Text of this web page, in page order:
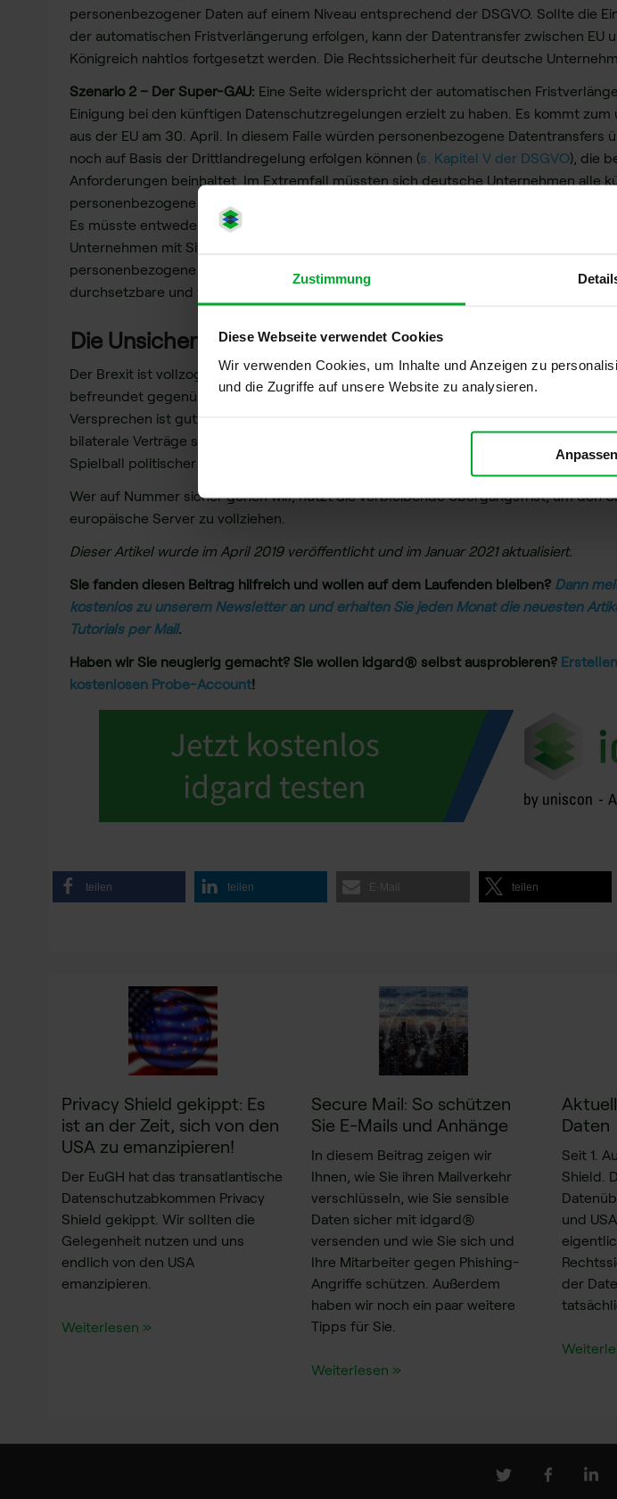
Zustimmung
Diese Webseite verwendet Cookies
Wir verwenden Cookies, um Inhalte und Anzeigen zu
und die Zugriffe auf unsere Website zu analysieren.
Anpassen
personenbezogener Daten auf einem Niveau entsprechend der DSGVO. Sollte die
der automatischen Fristverlängerung erfolgen, kann der Datentransfer zwischen EU
Königreich nahtlos fortgesetzt werden. Die Rechtssicherheit für deutsche
Szenario 2 – Der Super-GAU: Eine Seite widerspricht der automatischen
Einigung bei den künftigen Datenschutzregelungen erzielt zu haben. Es kommt
aus der EU am 30. April. In diesem Falle würden personenbezogene Datentransfers
noch auf Basis der Drittlandregelung erfolgen können (s. Kapitel V der DSGVO), die
Anforderungen beinhaltet. Im Extremfall müssten sich deutsche Unternehmen alle
personenbezogene Datenübermittlung von ihrem zuständigen
Es müsste entweder ein Angemessenheitsbeschluss vorliegen (Art. 45 DSGVO) oder
Unternehmen mit Sitz im Vereinigten Königreich müsste geeignete Garantien
personenbezogene Daten aus der EU verarbeiten zu dürfen. Als geeignete Garantien
durchsetzbare und wirksame Rechtsbehelfe nach Artikel 46 der DSGVO verstanden.
Die Unsicherheit bleibt
Der Brexit ist vollzogen und die Briten gehen ab sofort ihrer eigenen Wege. Man
befreundet gegenüber, doch Freundschaft alleine garantiert keine langfristige
Versprechen ist gut, solange sich beide Parteien daran gebunden fühlen und
bilaterale Verträge sind volatil und in der Regel mit einem Ablaufdatum versehen.
Spielball politischer Akteure missbraucht und halten nicht länger als eine
Wer auf Nummer sicher gehen will, nutzt die verbleibende Übergangsfrist, um den
europäische Server zu vollziehen.
Dieser Artikel wurde im April 2019 veröffentlicht und im Januar 2021 aktualisiert.
Sie fanden diesen Beitrag hilfreich und wollen auf dem Laufenden bleiben? Dann
kostenlos zu unserem Newsletter an und erhalten Sie jeden Monat die neuesten
Tutorials per Mail.
Haben wir Sie neugierig gemacht? Sie wollen idgard® selbst ausprobieren?
kostenlosen Probe-Account!
teilen teilen E-Mail teilen
Privacy Shield gekippt: Es
ist an der Zeit, sich von den
USA zu emanzipieren!
Der EuGH hat das transatlantische
Datenschutzabkommen Privacy
Shield gekippt. Wir sollten die
Gelegenheit nutzen und uns
endlich von den USA
emanzipieren.
Weiterlesen »
Secure Mail: So schützen
Sie E-Mails und Anhänge
In diesem Beitrag zeigen wir
Ihnen, wie Sie ihren Mailverkehr
verschlüsseln, wie Sie sensible
Daten sicher mit idgard®
versenden und wie Sie sich und
Ihre Mitarbeiter gegen Phishing-
Angriffe schützen. Außerdem
haben wir noch ein paar weitere
Tipps für Sie.
Weiterlesen »
Daten
Seit 1.
Shield.
und
der